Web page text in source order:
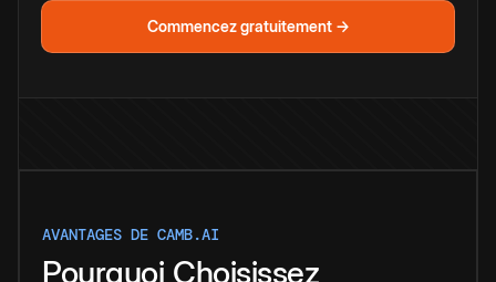
Commencez gratuitement →
AVANTAGES DE CAMB.AI
Pourquoi Choisissez